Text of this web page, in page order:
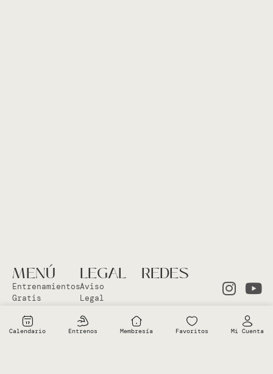
MENÚ
Entrenamientos
Gratis
Clases en
el Studio
LEGAL
Aviso
Legal
Política
Cookies
REDES
Calendario Entrenos Membresía Favoritos Mi Cuenta